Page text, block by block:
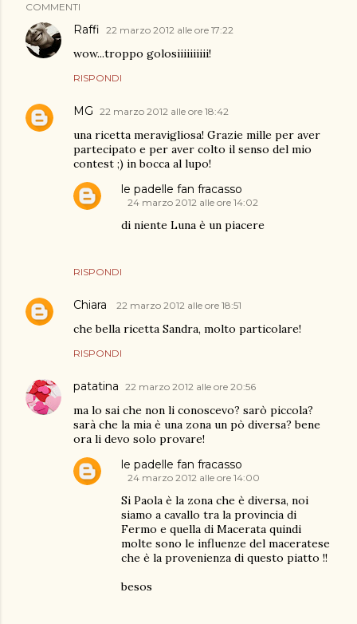
COMMENTI
Raffi 22 marzo 2012 alle ore 17:22
wow...troppo golosiiiiiiiiii!
RISPONDI
MG 22 marzo 2012 alle ore 18:42
una ricetta meravigliosa! Grazie mille per aver
partecipato e per aver colto il senso del mio
contest ;) in bocca al lupo!
RISPONDI
le padelle fan fracasso
24 marzo 2012 alle ore 14:02
di niente Luna è un piacere
Chiara 22 marzo 2012 alle ore 18:51
che bella ricetta Sandra, molto particolare!
RISPONDI
patatina 22 marzo 2012 alle ore 20:56
ma lo sai che non li conoscevo? sarò piccola?
sarà che la mia è una zona un pò diversa? bene
ora li devo solo provare!
le padelle fan fracasso
24 marzo 2012 alle ore 14:00
Si Paola è la zona che è diversa, noi
siamo a cavallo tra la provincia di
Fermo e quella di Macerata quindi
molte sono le influenze del maceratese
che è la provenienza di questo piatto !!
besos